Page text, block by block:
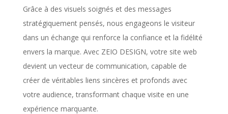
Grâce à des visuels soignés et des messages
stratégiquement pensés, nous engageons le visiteur
dans un échange qui renforce la confiance et la fidélité
envers la marque. Avec ZEIO DESIGN, votre site web
devient un vecteur de communication, capable de
créer de véritables liens sincères et profonds avec
votre audience, transformant chaque visite en une
expérience marquante.